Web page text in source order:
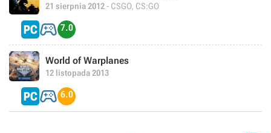
21 sierpnia 2012- CSGO, CS:GO
 7.0
World of Warplanes
12 listopada 2013
 6.0